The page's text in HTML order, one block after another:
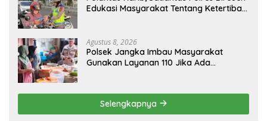
Edukasi Masyarakat Tentang Ketertiban
Agustus 8, 2026
Polsek Jangka Imbau Masyarakat
Gunakan Layanan 110 Jika Ada
Selengkapnya